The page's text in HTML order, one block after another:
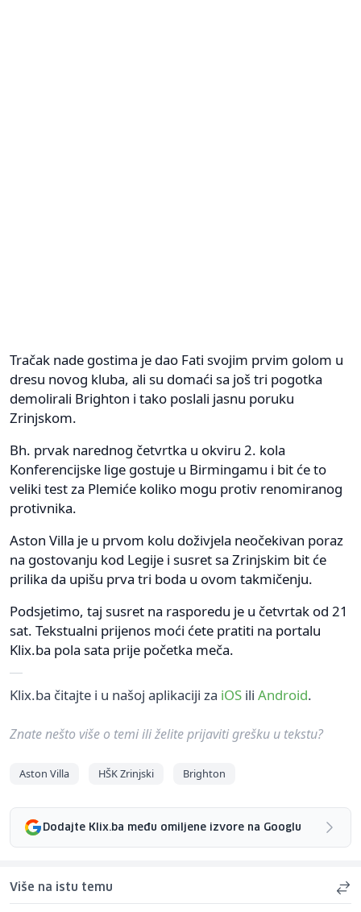
Tračak nade gostima je dao Fati svojim prvim golom u
dresu novog kluba, ali su domaći sa još tri pogotka
demolirali Brighton i tako poslali jasnu poruku
Zrinjskom.
Bh. prvak narednog četvrtka u okviru 2. kola
Konferencijske lige gostuje u Birmingamu i bit će to
veliki test za Plemiće koliko mogu protiv renomiranog
protivnika.
Aston Villa je u prvom kolu doživjela neočekivan poraz
na gostovanju kod Legije i susret sa Zrinjskim bit će
prilika da upišu prva tri boda u ovom takmičenju.
Podsjetimo, taj susret na rasporedu je u četvrtak od 21
sat. Tekstualni prijenos moći ćete pratiti na portalu
Klix.ba pola sata prije početka meča.
Klix.ba čitajte i u našoj aplikaciji za iOS ili Android.
Znate nešto više o temi ili želite prijaviti grešku u tekstu?
Aston Villa HŠK Zrinjski Brighton
Dodajte Klix.ba među omiljene izvore na Googlu
Više na istu temu